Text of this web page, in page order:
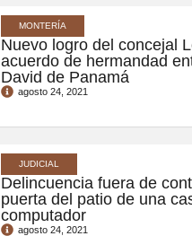
MONTERÍA
Nuevo logro del concejal
acuerdo de hermandad
David de Panamá
agosto 24, 2021
JUDICIAL
Delincuencia fuera de
puerta del patio de una
computador
agosto 24, 2021